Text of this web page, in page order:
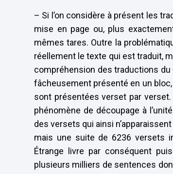
– Si l’on considère à présent les
mise en page ou, plus
mêmes tares. Outre la
réellement le texte qui est traduit,
compréhension des traductions du
fâcheusement présenté en un
sont présentées verset par
phénomène de découpage à
des versets qui ainsi
mais une suite de 6236 versets
Étrange livre par conséquent
plusieurs milliers de sentences